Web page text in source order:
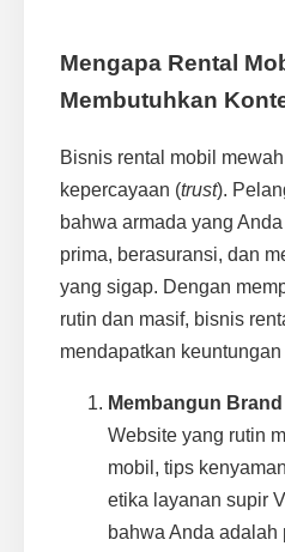
Mengapa Rental
Membutuhkan
Bisnis rental mobil
kepercayaan (trust).
bahwa armada yang
prima, berasuransi, dan
yang sigap. Dengan
rutin dan masif, bisnis
mendapatkan keuntungan
Membangun
Website yang rutin
mobil, tips
etika layanan supir
bahwa Anda